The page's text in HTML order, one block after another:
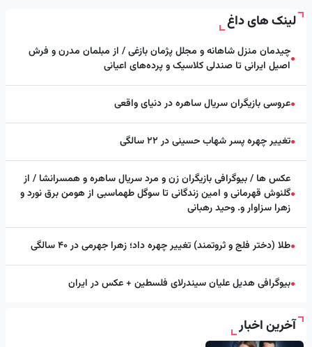
لینک های داغ
●چیدمان منزل شاهانه و مجلل پژمان بازغی / از مبلمان مدرن و فرش
اصیل ایرانی تا صندلی کلاسیک و پرده‌های اعیانی
●عروسی بازیگران سریال ساهره در دنیای واقعی
●تغییر چهره پسر شهاب حسینی در ۲۲ سالگی
●
عکس ها / بیوگرافی بازیگران زن و مرد سریال ساهره و همسرانشا / از
گلنوش قهرمانی و امین زندگانی تا سوگل طهماسبی از هومن برق نورد و
زهرا سزاوار و. وحید رهبانی
●طلا (دختر فلج و ثروتمند) تغییر چهره داد؛ زهرا جهرمی در ۴۰ سالگی
●بیوگرافی هدیل علیان سیندرلای فلسطین + عکس در ایران
آخرین اخبار